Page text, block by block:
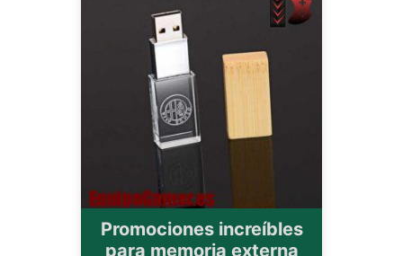
Promociones increíbles
para memoria externa